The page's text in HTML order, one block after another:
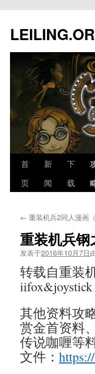
文
首
页
新
闻
下
载
← 重装机兵2同人漫画
重装机兵
发表于2016年10月7日
转载自重装
iifox&joystick
其他资料攻
赏金首资料
传说咖喱等
文件：